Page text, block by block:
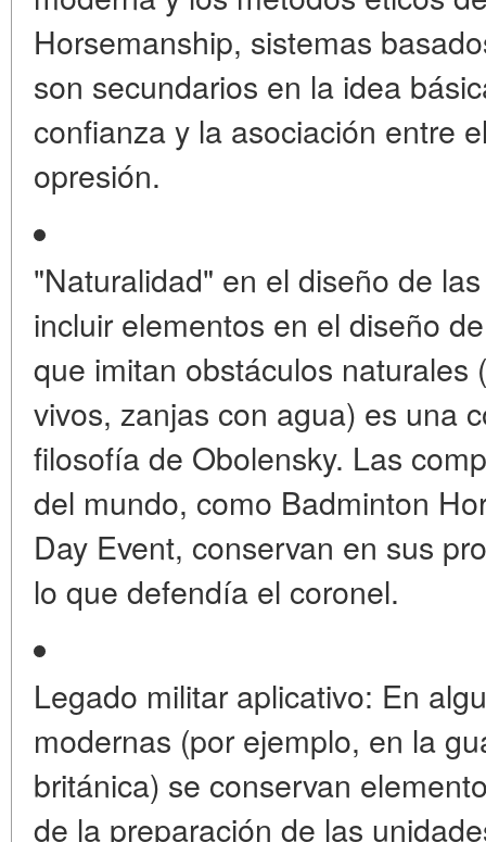
Horsemanship, sistemas
son secundarios en la idea
confianza y la asociación entre
opresión.
"Naturalidad" en el diseño de
incluir elementos en el diseño
que imitan obstáculos naturales
vivos, zanjas con agua) es una
filosofía de Obolensky. Las
del mundo, como Badminton
Day Event, conservan en sus
lo que defendía el coronel.
Legado militar aplicativo: En
modernas (por ejemplo, en la
británica) se conservan
de la preparación de las